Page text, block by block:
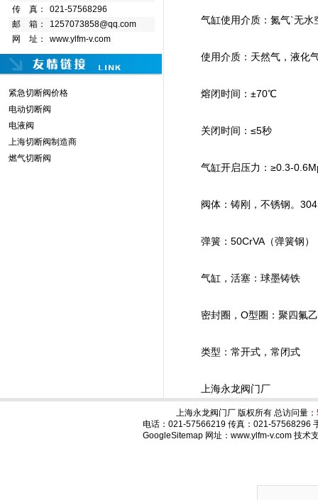
传 真：
021-57568296
邮 箱：
1257073858@qq.com
网 址：
www.ylfm-v.com
紧急切断阀价格
电动切断阀
电液阀
上海切断阀制造商
燃气切断阀
气缸使用介质：氮气`无水
使用介质：天然气，液化
熔闭时间：±70℃
关闭时间：≤5秒
气缸开启压力：≥0.3-
阀体：铸刚，不锈钢。
弹簧：50CrVA（弹簧钢）
气缸，活塞：球墨铸铁
密封圈，O型圈：聚四氟乙
类型：常开式，常闭式
上海永龙阀门厂
上海永龙阀门厂 版权所有 总访问量：
电话：021-57566219 传真：021-57568296
GoogleSitemap网址：www.ylfm-v.com 技术